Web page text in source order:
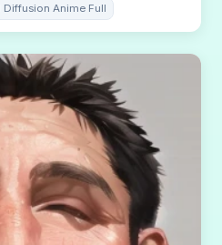
Diffusion Anime Full